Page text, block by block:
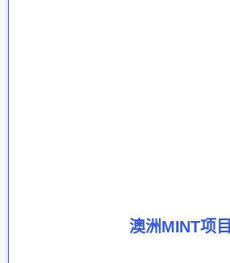
澳洲MINT项目